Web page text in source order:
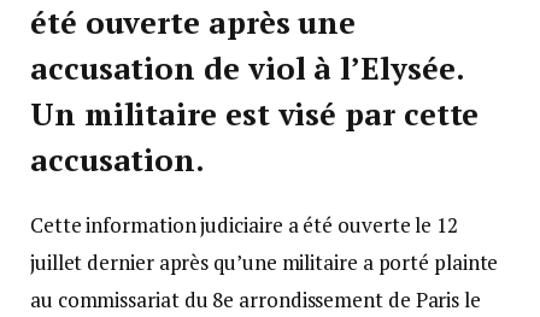
été ouverte après une
accusation de viol à l’Elysée.
Un militaire est visé par cette
accusation.
Cette information judiciaire a été ouverte le 12
juillet dernier après qu’une militaire a porté plainte
au commissariat du 8e arrondissement de Paris le